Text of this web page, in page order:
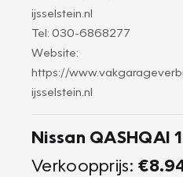
ijsselstein.nl
Tel: 030-6868277
Website:
https://
ijsselstein.nl
Nissan QASHQAI
Verkoopprijs: